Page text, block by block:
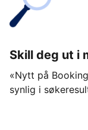
Skill deg ut i
«Nytt på
synlig i